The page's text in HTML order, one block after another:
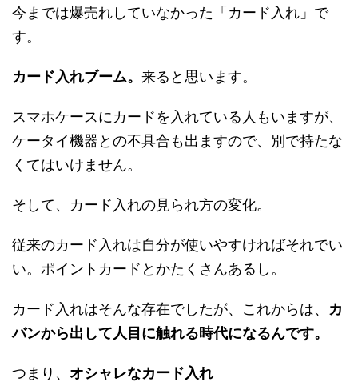
今までは爆売れしていなかった「カード入れ」で
す。
カード入れブーム。 来ると思います。
スマホケースにカードを入れている人もいますが、
ケータイ機器との不具合も出ますので、別で持たな
くてはいけません。
そして、カード入れの見られ方の変化。
従来のカード入れは自分が使いやすければそれでい
い。ポイントカードとかたくさんあるし。
カード入れはそんな存在でしたが、これからは、 カ
バンから出して人目に触れる時代になるんです。
つまり、 オシャレなカード入れ